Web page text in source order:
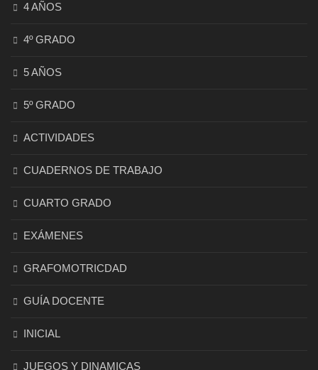
4 AÑOS
4º GRADO
5 AÑOS
5º GRADO
ACTIVIDADES
CUADERNOS DE TRABAJO
CUARTO GRADO
EXÁMENES
GRAFOMOTRICDAD
GUÍA DOCENTE
INICIAL
JUEGOS Y DINAMICAS